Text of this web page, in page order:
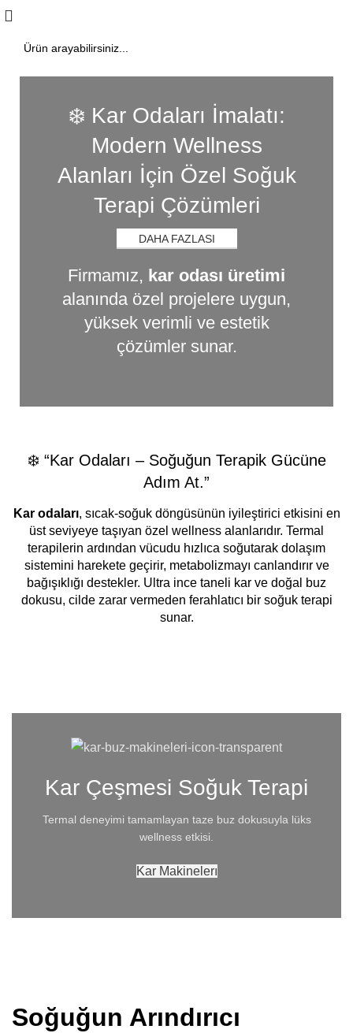
❄️ Kar Odaları İmalatı:
Modern Wellness
Alanları İçin Özel Soğuk
Terapi Çözümleri
DAHA FAZLASI
Firmamız, kar odası üretimi
alanında özel projelere uygun,
yüksek verimli ve estetik
çözümler sunar.
❄️ “Kar Odaları – Soğuğun Terapik Gücüne
Adım At.”
Kar odaları, sıcak-soğuk döngüsünün iyileştirici etkisini en
üst seviyeye taşıyan özel wellness alanlarıdır. Termal
terapilerin ardından vücudu hızlıca soğutarak dolaşım
sistemini harekete geçirir, metabolizmayı canlandırır ve
bağışıklığı destekler. Ultra ince taneli kar ve doğal buz
dokusu, cilde zarar vermeden ferahlatıcı bir soğuk terapi
sunar.
Kar Çeşmesi Soğuk Terapi
Termal deneyimi tamamlayan taze buz dokusuyla lüks
wellness etkisi.
Kar Makinelerı
Soğuğun Arındırıcı